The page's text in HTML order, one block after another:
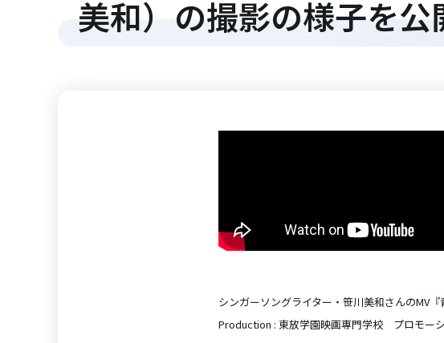
美和）の撮影の様子を公
シンガーソングライター・笹川美和さんのMV
Production : 東放学園映画専門学校 プロモーシ